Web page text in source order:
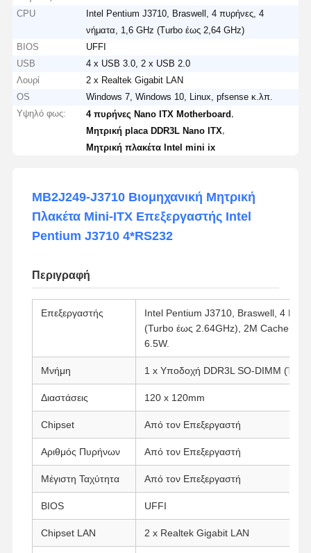
CPU
Intel Pentium J3710, Braswell, 4 πυρήνες, 4
νήματα, 1,6 GHz (Turbo έως 2,64 GHz)
BIOS
UFFI
USB
4 x USB 3.0, 2 x USB 2.0
Λουρί
2 x Realtek Gigabit LAN
OS
Windows 7, Windows 10, Linux, pfsense κ.λπ.
Υψηλό φως:
4 πυρήνες Nano ITX Motherboard
Μητρική placa DDR3L Nano ITX
Μητρική πλακέτα Intel mini ix
MB2J249-J3710 Βιομηχανική Μητρική
Πλακέτα Mini-ITX Επεξεργαστής Intel
Pentium J3710 4*RS232
Περιγραφή
Επεξεργαστής
Intel Pentium J3710, Braswell, 4
(Turbo έως 2.64GHz), 2M Cache,
6.5W.
Μνήμη 1 x Υποδοχή DDR3L SO-DIMM (Έως
Διαστάσεις 120 x 120mm
Chipset Από τον Επεξεργαστή
Αριθμός Πυρήνων Από τον Επεξεργαστή
Μέγιστη Ταχύτητα Από τον Επεξεργαστή
BIOS UFFI
Chipset LAN 2 x Realtek Gigabit LAN